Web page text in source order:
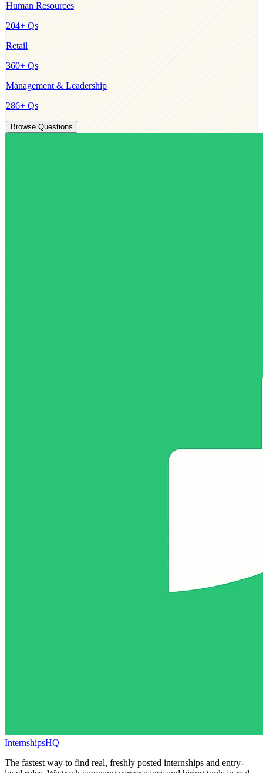
Human Resources
204+ Qs
Retail
360+ Qs
Management & Leadership
286+ Qs
Browse Questions
InternshipsHQ
The fastest way to find real, freshly posted internships and entry-